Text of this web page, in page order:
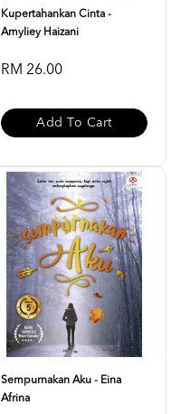
Kupertahankan Cinta -
Amyliey Haizani
RM 26.00
Add To Cart
Sempurnakan Aku - Eina
Afrina